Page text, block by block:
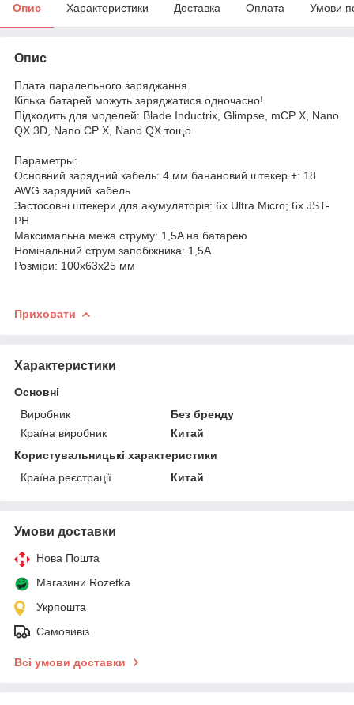
Опис Характеристики Доставка Оплата Умови
Опис
Плата паралельного заряджання.
Кілька батарей можуть заряджатися одночасно!
Підходить для моделей: Blade Inductrix, Glimpse, mCP X, Nano
QX 3D, Nano CP X, Nano QX тощо
Параметры:
Основний зарядний кабель: 4 мм банановий штекер +: 18
AWG зарядний кабель
Застосовні штекери для акумуляторів: 6x Ultra Micro; 6x JST-
PH
Максимальна межа струму: 1,5A на батарею
Номінальний струм запобіжника: 1,5A
Розміри: 100x63x25 мм
Приховати
Характеристики
Основні
Виробник
Без бренду
Країна виробник
Китай
Користувальницькі характеристики
Країна реєстрації
Китай
Умови доставки
Нова Пошта
Магазини Rozetka
Укрпошта
Самовивіз
Всі умови доставки